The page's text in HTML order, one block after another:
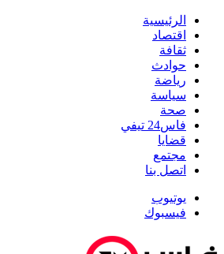
الرئيسية
اقتصاد
ثقافة
حوادث
رياضة
سياسة
صحة
فاس24 تيفي
قضايا
مجتمع
اتصل بنا
يوتيوب
فيسبوك